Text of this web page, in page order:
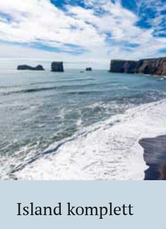
Island komplett